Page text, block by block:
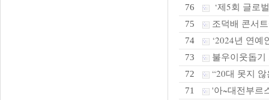
76 ‘제5회 글로
75 조덕배 콘서
74 ‘2024년 연예
73 불우이웃돕
72 “20대 못지
71 '아~대전부르